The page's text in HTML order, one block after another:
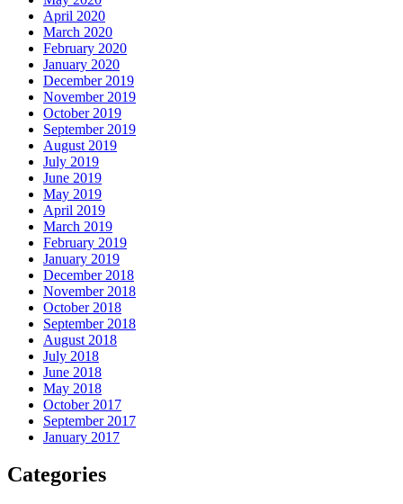
April 2020
March 2020
February 2020
January 2020
December 2019
November 2019
October 2019
September 2019
August 2019
July 2019
June 2019
May 2019
April 2019
March 2019
February 2019
January 2019
December 2018
November 2018
October 2018
September 2018
August 2018
July 2018
June 2018
May 2018
October 2017
September 2017
January 2017
Categories